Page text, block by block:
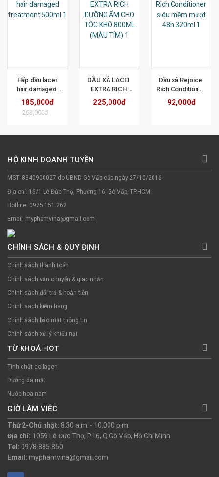
Hấp dầu lacei
hair damaged
treatment 500ml
185,000đ
263,000đ
DẦU XÃ LACEI
EXTRA RICH
DƯỠNG ẨM CHO
TÓC KHÔ 800ML
225,000đ
Dầu xả Rejoice
Rich Conditioner
siêu mềm mượt
48h 320ml
92,000đ
HỘ KINH DOANH TUYỀN
MST: 8340900027 do UBND Gò Vấp cấp ngày 27/10/2016
Địa chỉ: 16/1 Lê Đức Thọ, Phường 16, Gò Vấp, TP.HCM
Hotline: 0975.151.262
Email: myphamvina@gmail.com
CHÍNH SÁCH & QUY ĐỊNH
Chính sách thanh toán
Chính sách vận chuyển & giao nhận
Chính sách đổi trả & hoàn tiền
Chính sách kiểm hàng
Chính sách bảo mật thông tin
Chính sách xử lý khiếu nại
TỪ KHOÁ HOT
Tinh chất collagen
Dưỡng da mặt
Nước hoa nam
GIỜ LÀM VIỆC
Thứ 2-Chủ nhật: 8.30 a.m. - 10.000 p.m.
Địa chỉ: 1059 Lê Đức Thọ, P.16, Q.Gò Vấp, Hồ Chí Minh
Tel: 0978.885.850
Email: myphamvina@gmail.com